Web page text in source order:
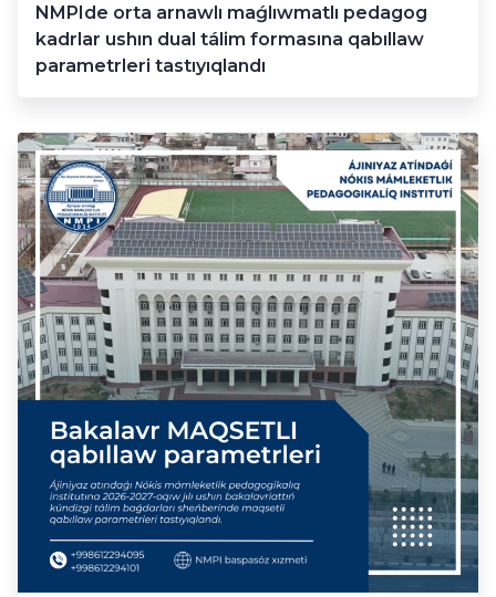
NMPIde orta arnawlı maǵlıwmatlı pedagog
kadrlar ushın dual tálim formasına qabıllaw
parametrleri tastıyıqlandı